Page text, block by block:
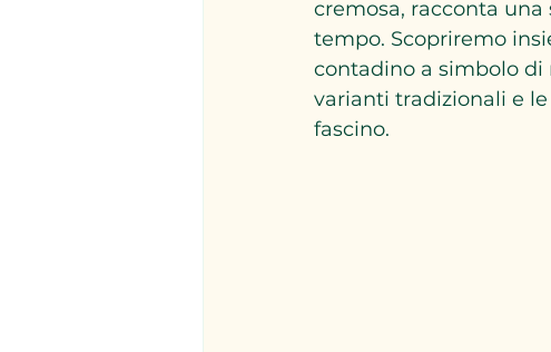
cremosa, racconta
tempo. Scopriremo
contadino a simbolo di
varianti tradizionali e
fascino.